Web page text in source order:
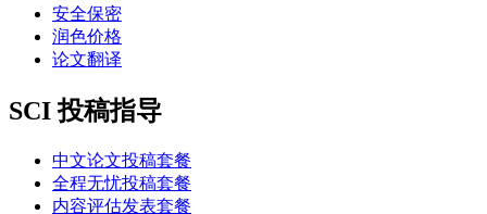
安全保密
润色价格
论文翻译
SCI 投稿指导
中文论文投稿套餐
全程无忧投稿套餐
内容评估发表套餐